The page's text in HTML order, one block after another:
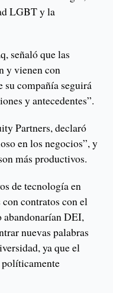
LGBT y la
señaló que las
y vienen con
compañía seguirá
y antecedentes”.
Partners, declaró
en los negocios”, y
más productivos.
de tecnología en
contratos con el
abandonarían DEI,
nuevas palabras
ya que el